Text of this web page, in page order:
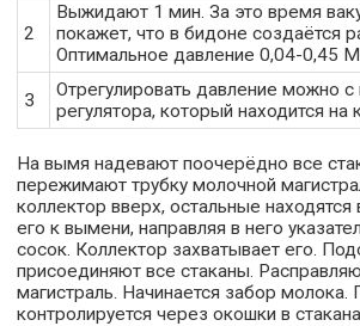
2
Выжидают 1 мин. За это время
покажет, что в бидоне создаётся
Оптимальное давление 0,04-0,45
3
Отрегулировать давление можно
регулятора, который находится
На вымя надевают поочерёдно все
пережимают трубку молочной
коллектор вверх, остальные находятся
его к вымени, направляя в него
сосок. Коллектор захватывает его.
присоединяют все стаканы.
магистраль. Начинается забор молока.
контролируется через окошки в